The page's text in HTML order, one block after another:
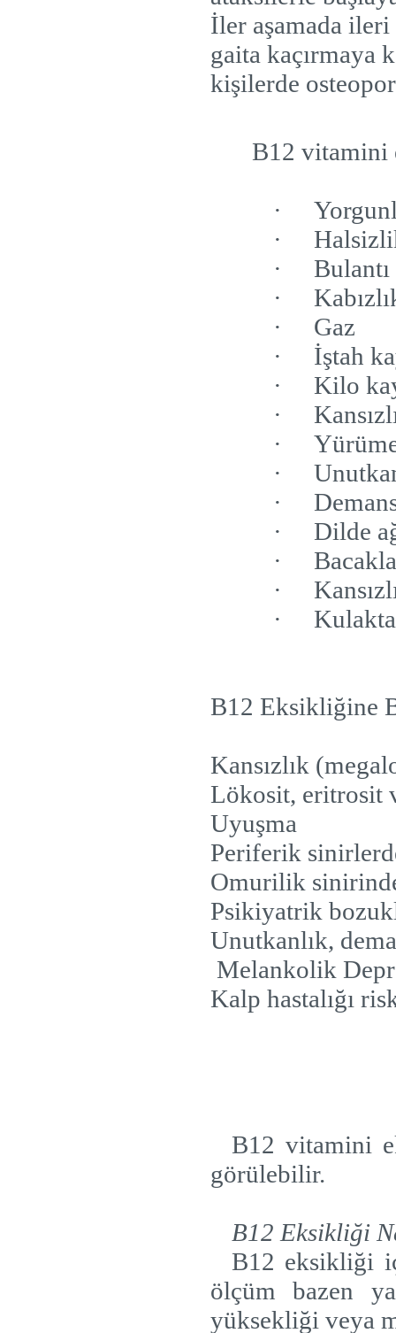
İler aşamada
gaita kaçırmaya
kişilerde
B12 vitamini
·
·
·
Bulantı
·
·
Gaz
·
İştah
·
Kilo
·
·
·
·
·
Dilde
·
·
·
B12 Eksikliğine
Kansızlık
Lökosit, eritrosit
Uyuşma
Periferik
Omurilik
Psikiyatrik
Unutkanlık,
Melankolik
Kalp hastalığı
B12 vitamini
görülebilir.
B12 Eksikliği
B12 eksikliği
ölçüm bazen
yüksekliği veya